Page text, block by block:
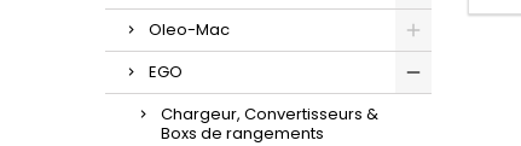
Oleo-Mac
EGO
Chargeur, Convertisseurs &
Boxs de rangements